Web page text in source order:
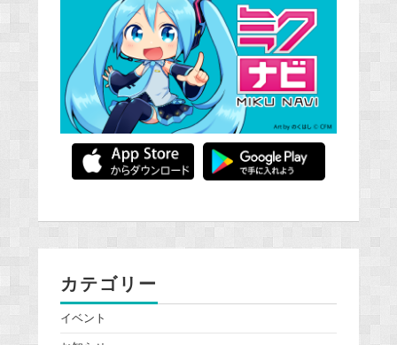
カテゴリー
イベント